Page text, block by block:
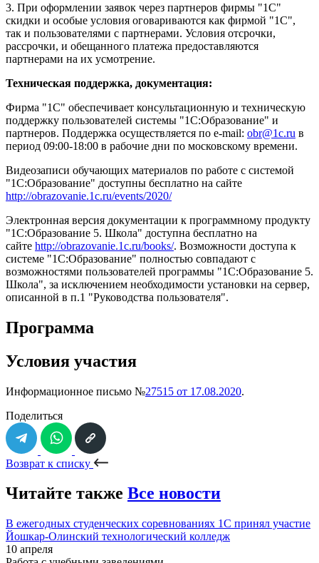
3. При оформлении заявок через партнеров фирмы "1С"
скидки и особые условия оговариваются как фирмой "1С",
так и пользователями с партнерами. Условия отсрочки,
рассрочки, и обещанного платежа предоставляются
партнерами на их усмотрение.
Техническая поддержка, документация:
Фирма "1С" обеспечивает консультационную и техническую
поддержку пользователей системы "1С:Образование" и
партнеров. Поддержка осуществляется по e-mail: obr@1c.ru в
период 09:00-18:00 в рабочие дни по московскому времени.
Видеозаписи обучающих материалов по работе с системой
"1С:Образование" доступны бесплатно на сайте
http://obrazovanie.1c.ru/events/2020/
Электронная версия документации к программному продукту
"1С:Образование 5. Школа" доступна бесплатно на
сайте http://obrazovanie.1c.ru/books/. Возможности доступа к
системе "1С:Образование" полностью совпадают с
возможностями пользователей программы "1С:Образование 5.
Школа", за исключением необходимости установки на сервер,
описанной в п.1 "Руководства пользователя".
Программа
Условия участия
Информационное письмо №27515 от 17.08.2020.
Поделиться
Возврат к списку
Читайте также Все новости
В ежегодных студенческих соревнованиях 1С принял участие
Йошкар-Олинский технологический колледж
10 апреля